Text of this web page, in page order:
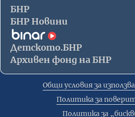
БНР
БНР Новини
Детското.БНР
Архивен фонд на БНР
Общи условия за
Политика за
Политика за